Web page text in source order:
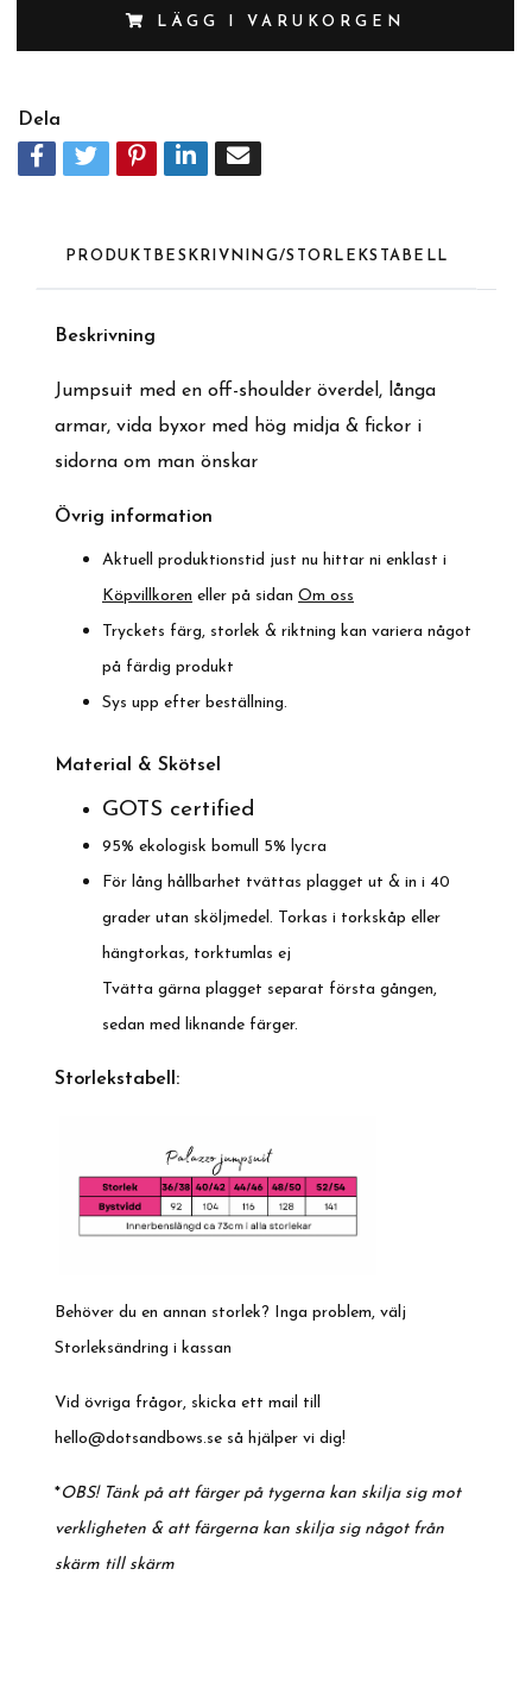
LÄGG I VARUKORGEN
Dela
PRODUKTBESKRIVNING/STORLEKSTABELL
Beskrivning
Jumpsuit med en off-shoulder överdel, långa
armar, vida byxor med hög midja & fickor i
sidorna om man önskar
Övrig information
Aktuell produktionstid just nu hittar ni enklast i
Köpvillkoren eller på sidan Om oss
Tryckets färg, storlek & riktning kan variera något
på färdig produkt
Sys upp efter beställning.
Material & Skötsel
GOTS certified
95% ekologisk bomull 5% lycra
För lång hållbarhet tvättas plagget ut & in i 40
grader utan sköljmedel. Torkas i torkskåp eller
hängtorkas, torktumlas ej
Tvätta gärna plagget separat första gången,
sedan med liknande färger.
Storlekstabell:
Behöver du en annan storlek? Inga problem, välj
Storleksändring i kassan
Vid övriga frågor, skicka ett mail till
hello@dotsandbows.se så hjälper vi dig!
*OBS! Tänk på att färger på tygerna kan skilja sig mot
verkligheten & att färgerna kan skilja sig något från
skärm till skärm